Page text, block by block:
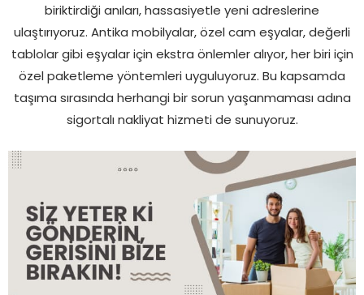
biriktirdiği anıları, hassasiyetle yeni adreslerine
ulaştırıyoruz. Antika mobilyalar, özel cam eşyalar, değerli
tablolar gibi eşyalar için ekstra önlemler alıyor, her biri için
özel paketleme yöntemleri uyguluyoruz. Bu kapsamda
taşıma sırasında herhangi bir sorun yaşanmaması adına
sigortalı nakliyat hizmeti de sunuyoruz.